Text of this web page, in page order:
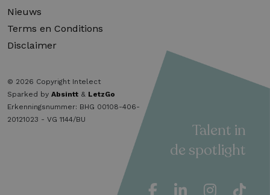
Nieuws
Terms en Conditions
Disclaimer
© 2026 Copyright Intelect
Sparked by Absintt & LetzGo
Erkenningsnummer: BHG 00108-406-
20121023 - VG 1144/BU
Talent in
de spotlight